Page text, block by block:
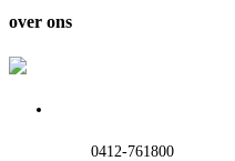
over ons
0412-761800